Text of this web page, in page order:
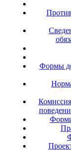
Формы